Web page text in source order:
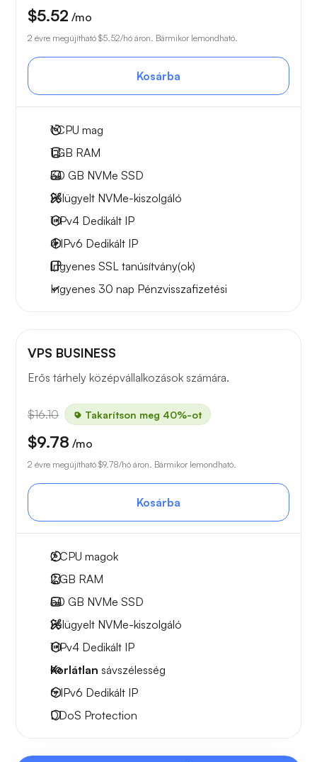
$5.52 /mo
2 évre megújítható $5.52/hó áron. Bármikor lemondható.
Kosárba
1CPU mag
1 GB RAM
30 GB NVMe SSD
Felügyelt NVMe-kiszolgáló
1 IPv4 Dedikált IP
4 IPv6 Dedikált IP
Ingyenes SSL tanúsítvány(ok)
Ingyenes 30 nap Pénzvisszafizetési
VPS BUSINESS
Erős tárhely középvállalkozások számára.
$16.10 Takarítson meg 40%-ot
$9.78 /mo
2 évre megújítható $9.78/hó áron. Bármikor lemondható.
Kosárba
2CPU magok
2 GB RAM
50 GB NVMe SSD
Felügyelt NVMe-kiszolgáló
1 IPv4 Dedikált IP
Korlátlan sávszélesség
6 IPv6 Dedikált IP
DDoS Protection